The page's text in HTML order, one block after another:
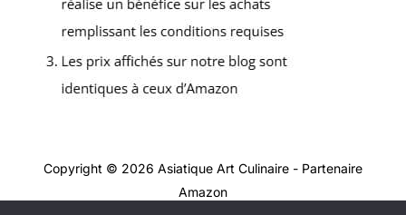
Copyright © 2026 Asiatique Art Culinaire - Partenaire
Amazon